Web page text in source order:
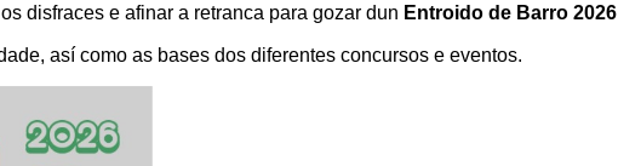
disfraces e afinar a retranca para gozar dun Entroido de Barro 2026
así como as bases dos diferentes concursos e eventos.